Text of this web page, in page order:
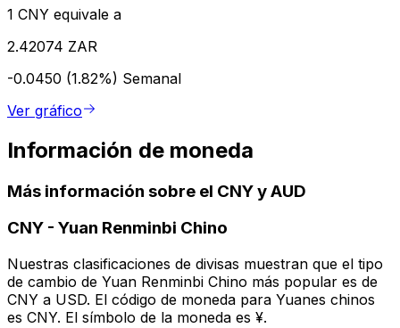
1 CNY equivale a
2.42074 ZAR
-0.0450 (1.82%) Semanal
Ver gráfico
Información de moneda
Más información sobre el CNY y AUD
CNY - Yuan Renminbi Chino
Nuestras clasificaciones de divisas muestran que el tipo
de cambio de Yuan Renminbi Chino más popular es de
CNY a USD. El código de moneda para Yuanes chinos
es CNY. El símbolo de la moneda es ¥.